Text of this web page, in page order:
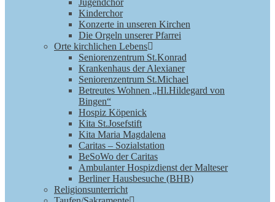
Jugendchor
Kinderchor
Konzerte in unseren Kirchen
Die Orgeln unserer Pfarrei
Orte kirchlichen Lebens
Seniorenzentrum St.Konrad
Krankenhaus der Alexianer
Seniorenzentrum St.Michael
Betreutes Wohnen „Hl.Hildegard von
Bingen“
Hospiz Köpenick
Kita St.Josefstift
Kita Maria Magdalena
Caritas – Sozialstation
BeSoWo der Caritas
Ambulanter Hospizdienst der Malteser
Berliner Hausbesuche (BHB)
Religionsunterricht